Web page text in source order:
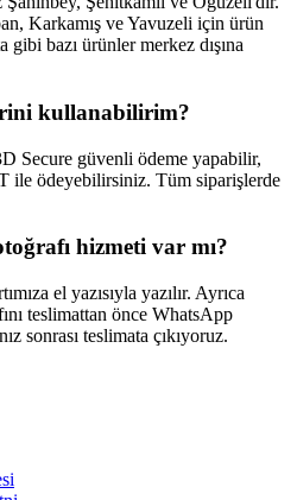
Karkamış ve Yavuzeli için ürün
gibi bazı ürünler merkez dışına
kullanabilirim?
Secure güvenli ödeme yapabilir,
ile ödeyebilirsiniz. Tüm siparişlerde
hizmeti var mı?
el yazısıyla yazılır. Ayrıca
teslimattan önce WhatsApp
sonrası teslimata çıkıyoruz.